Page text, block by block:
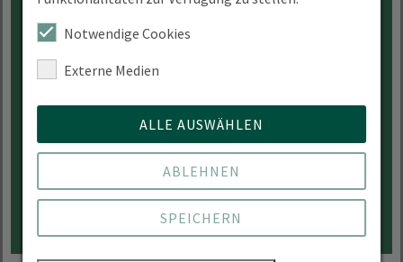
Für Studierende
an der HNEE?
Notwendige Cookies
Externe Medien
ALLE AUSWÄHLEN
ABLEHNEN
SPEICHERN